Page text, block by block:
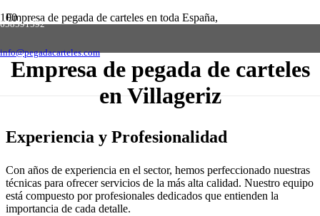
658591592
info@pegadacarteles.com
Empresa de pegada de carteles en toda España,
solicite presupuesto sin compromiso
Empresa de pegada de carteles
en Villageriz
Experiencia y Profesionalidad
Con años de experiencia en el sector, hemos perfeccionado nuestras
técnicas para ofrecer servicios de la más alta calidad. Nuestro equipo
está compuesto por profesionales dedicados que entienden la
importancia de cada detalle.